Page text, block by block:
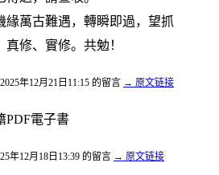
緣萬古難遇，轉瞬即過，望抓
真修、實修。共勉！
年12月21日11:15 的留言 → 原文链接
PDF電子書
年12月18日13:39 的留言 → 原文链接